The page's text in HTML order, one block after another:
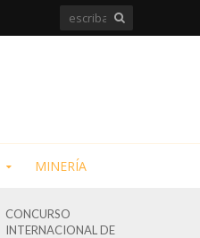
MINERÍA
CONCURSO
INTERNACIONAL DE